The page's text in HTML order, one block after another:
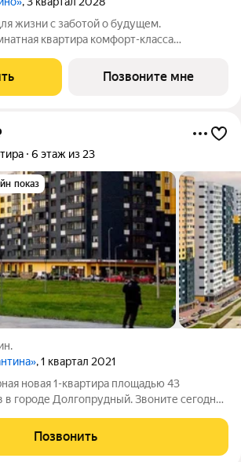
жизни с заботой о будущем.
квартира комфорт-класса
комплексе "Квартал
о вашем времени, поэтому
Позвоните мне
6 этаж из 23
показ
, 1 квартал 2021
новая 1-квартира площадью 43
в городе Долгопрудный. Звоните сегодня
квадратных метра, а просторная кухня
метров.
Позвонить